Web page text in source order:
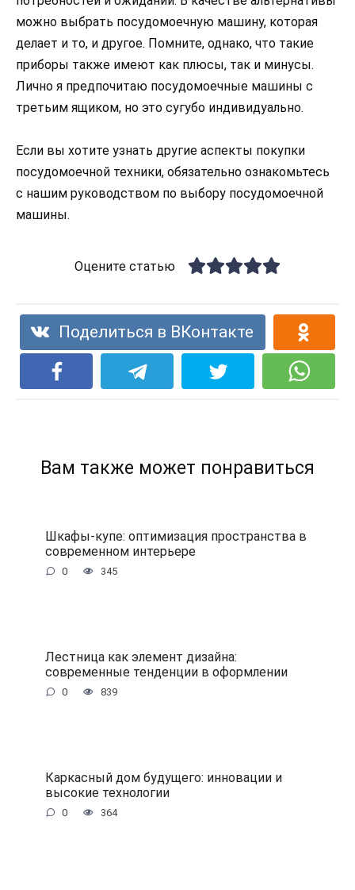
можно выбрать посудомоечную машину, которая
делает и то, и другое. Помните, однако, что такие
приборы также имеют как плюсы, так и минусы.
Лично я предпочитаю посудомоечные машины с
третьим ящиком, но это сугубо индивидуально.
Если вы хотите узнать другие аспекты покупки
посудомоечной техники, обязательно ознакомьтесь
с нашим руководством по выбору посудомоечной
машины.
Оцените статью
Поделиться в ВКонтакте
Вам также может понравиться
Шкафы-купе: оптимизация пространства в
современном интерьере
0 345
Лестница как элемент дизайна:
современные тенденции в оформлении
0 839
Каркасный дом будущего: инновации и
высокие технологии
0 364